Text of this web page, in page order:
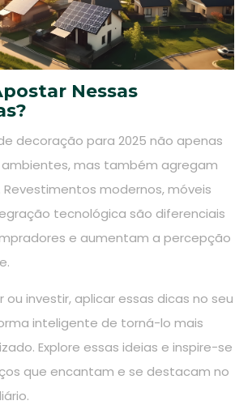
Nessas
decoração para 2025 não apenas
mas também agregam
Revestimentos modernos, móveis
tecnológica são diferenciais
e aumentam a percepção
ou investir, aplicar essas dicas no seu
inteligente de torná-lo mais
Explore essas ideias e inspire-se
que encantam e se destacam no